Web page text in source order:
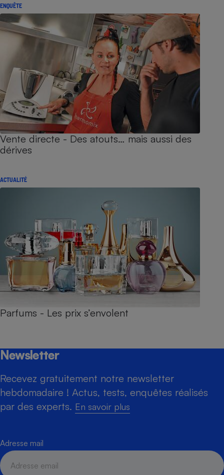
ENQUÊTE
Vente directe - Des atouts… mais aussi des
dérives
ACTUALITÉ
Parfums - Les prix s’envolent
Newsletter
Recevez gratuitement notre newsletter
hebdomadaire ! Actus, tests, enquêtes réalisés
par des experts. En savoir plus
Adresse mail